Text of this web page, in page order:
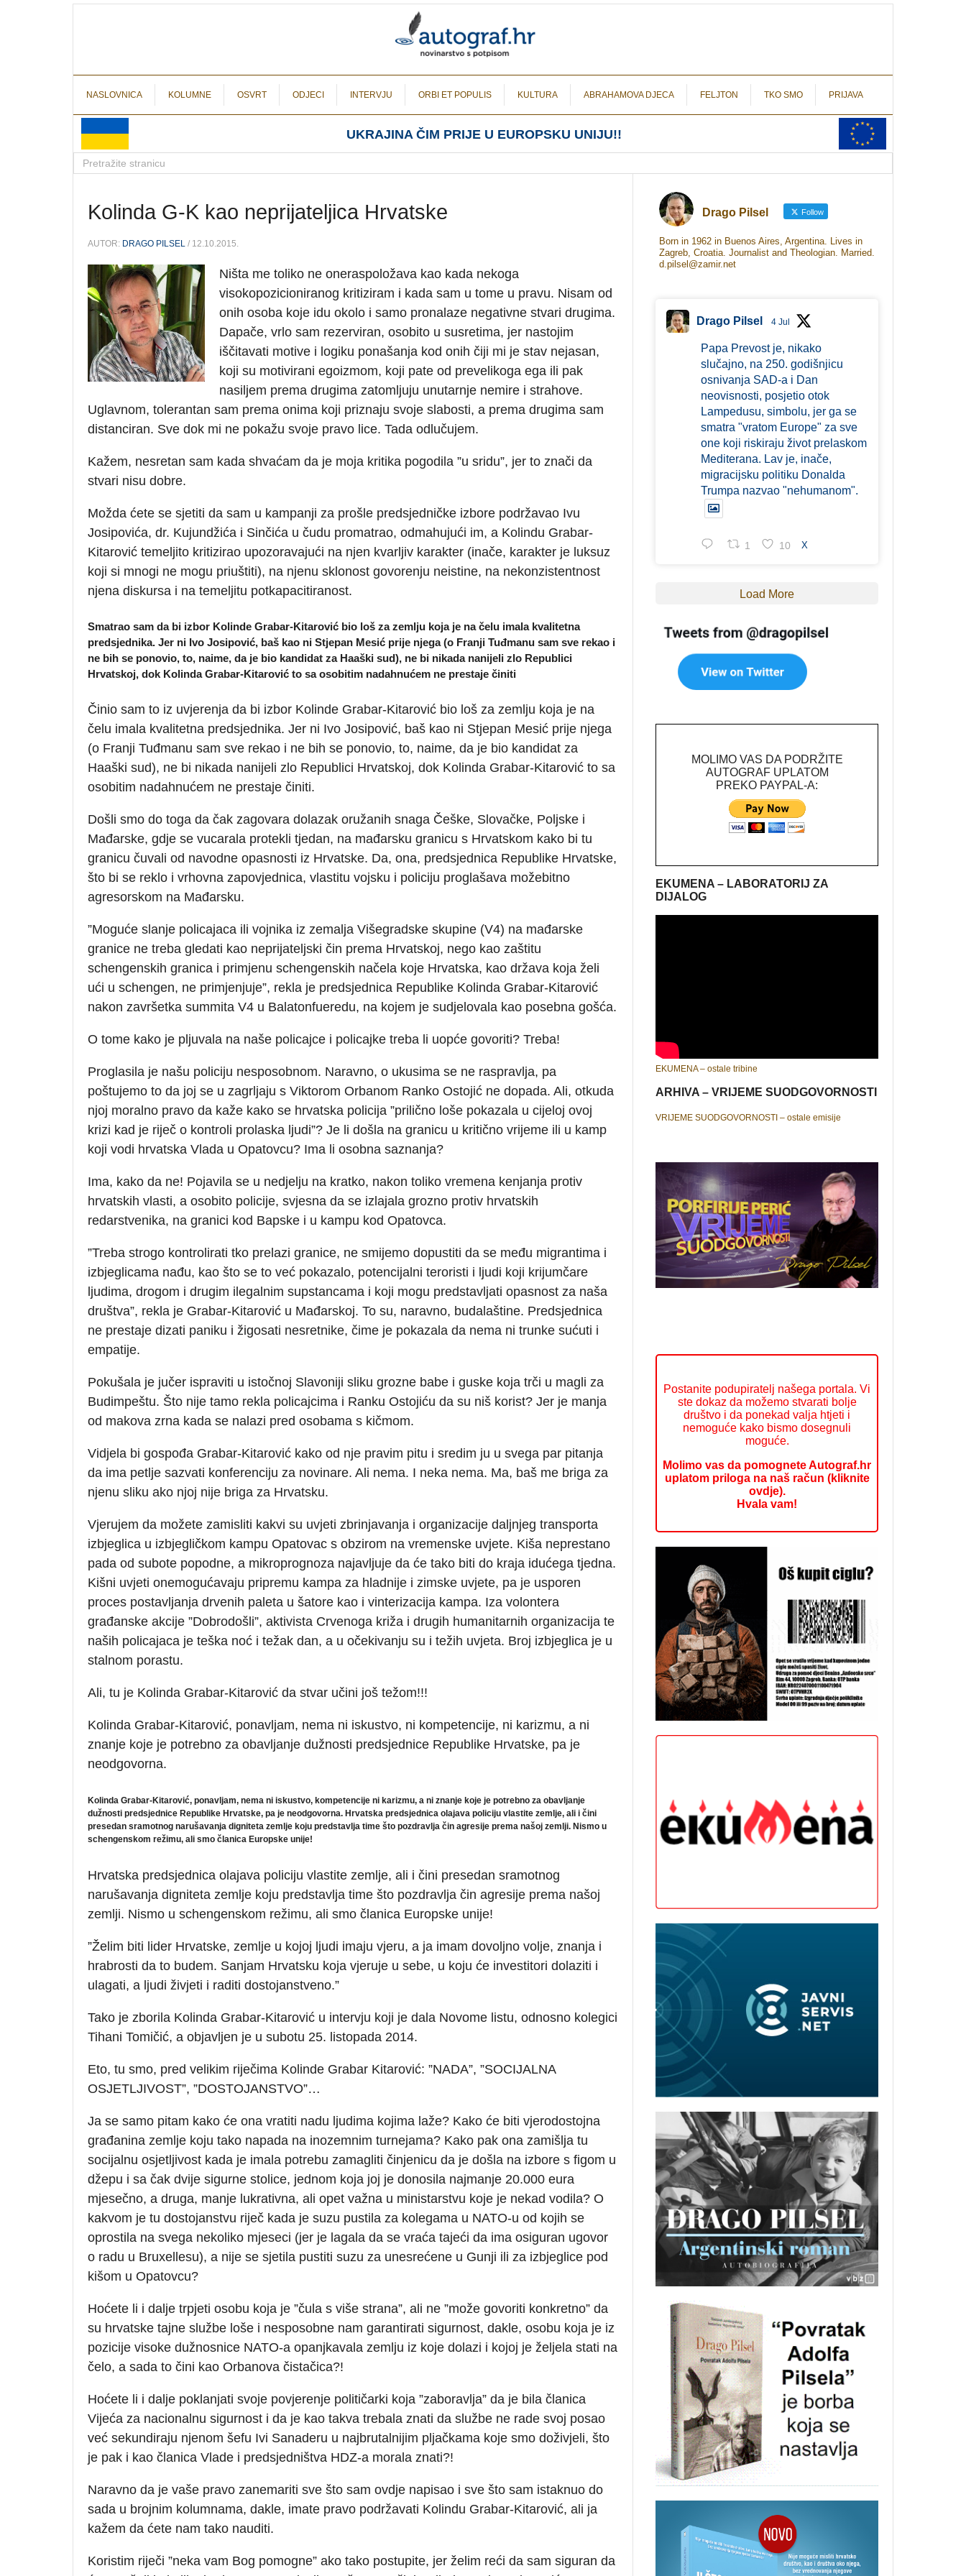
NASLOVNICA KOLUMNE OSVRT ODJECI INTERVJU ORBI ET POPULIS KULTURA ABRAHAMOVA DJECA FELJTON TKO SMO PRIJAVA
UKRAJINA ČIM PRIJE U EUROPSKU UNIJU!!
Kolinda G-K kao neprijateljica Hrvatske
AUTOR: DRAGO PILSEL / 12.10.2015.
Ništa me toliko ne oneraspoložava kao kada nekoga
visokopozicioniranog kritiziram i kada sam u tome u pravu. Nisam od
onih osoba koje idu okolo i samo pronalaze negativne stvari drugima.
Dapače, vrlo sam rezerviran, osobito u susretima, jer nastojim
iščitavati motive i logiku ponašanja kod onih čiji mi je stav nejasan,
koji su motivirani egoizmom, koji pate od prevelikoga ega ili pak
nasiljem prema drugima zatomljuju unutarnje nemire i strahove.
Uglavnom, tolerantan sam prema onima koji priznaju svoje slabosti, a prema drugima sam
distanciran. Sve dok mi ne pokažu svoje pravo lice. Tada odlučujem.
Kažem, nesretan sam kada shvaćam da je moja kritika pogodila ”u sridu”, jer to znači da
stvari nisu dobre.
Možda ćete se sjetiti da sam u kampanji za prošle predsjedničke izbore podržavao Ivu
Josipovića, dr. Kujundžića i Sinčića u čudu promatrao, odmahujući im, a Kolindu Grabar-
Kitarović temeljito kritizirao upozoravajući na njen kvarljiv karakter (inače, karakter je luksuz
koji si mnogi ne mogu priuštiti), na njenu sklonost govorenju neistine, na nekonzistentnost
njena diskursa i na temeljitu potkapacitiranost.
Smatrao sam da bi izbor Kolinde Grabar-Kitarović bio loš za zemlju koja je na čelu imala kvalitetna
predsjednika. Jer ni Ivo Josipović, baš kao ni Stjepan Mesić prije njega (o Franji Tuđmanu sam sve rekao i
ne bih se ponovio, to, naime, da je bio kandidat za Haaški sud), ne bi nikada nanijeli zlo Republici
Hrvatskoj, dok Kolinda Grabar-Kitarović to sa osobitim nadahnućem ne prestaje činiti
Činio sam to iz uvjerenja da bi izbor Kolinde Grabar-Kitarović bio loš za zemlju koja je na
čelu imala kvalitetna predsjednika. Jer ni Ivo Josipović, baš kao ni Stjepan Mesić prije njega
(o Franji Tuđmanu sam sve rekao i ne bih se ponovio, to, naime, da je bio kandidat za
Haaški sud), ne bi nikada nanijeli zlo Republici Hrvatskoj, dok Kolinda Grabar-Kitarović to sa
osobitim nadahnućem ne prestaje činiti.
Došli smo do toga da čak zagovara dolazak oružanih snaga Češke, Slovačke, Poljske i
Mađarske, gdje se vucarala protekli tjedan, na mađarsku granicu s Hrvatskom kako bi tu
granicu čuvali od navodne opasnosti iz Hrvatske. Da, ona, predsjednica Republike Hrvatske,
što bi se reklo i vrhovna zapovjednica, vlastitu vojsku i policiju proglašava možebitno
agresorskom na Mađarsku.
”Moguće slanje policajaca ili vojnika iz zemalja Višegradske skupine (V4) na mađarske
granice ne treba gledati kao neprijateljski čin prema Hrvatskoj, nego kao zaštitu
schengenskih granica i primjenu schengenskih načela koje Hrvatska, kao država koja želi
ući u schengen, ne primjenjuje”, rekla je predsjednica Republike Kolinda Grabar-Kitarović
nakon završetka summita V4 u Balatonfueredu, na kojem je sudjelovala kao posebna gošća.
O tome kako je pljuvala na naše policajce i policajke treba li uopće govoriti? Treba!
Proglasila je našu policiju nesposobnom. Naravno, o ukusima se ne raspravlja, pa
poštujemo to da joj se u zagrljaju s Viktorom Orbanom Ranko Ostojić ne dopada. Ali, otkuda
njoj moralno pravo da kaže kako se hrvatska policija ”prilično loše pokazala u cijeloj ovoj
krizi kad je riječ o kontroli prolaska ljudi”? Je li došla na granicu u kritično vrijeme ili u kamp
koji vodi hrvatska Vlada u Opatovcu? Ima li osobna saznanja?
Ima, kako da ne! Pojavila se u nedjelju na kratko, nakon toliko vremena kenjanja protiv
hrvatskih vlasti, a osobito policije, svjesna da se izlajala grozno protiv hrvatskih
redarstvenika, na granici kod Bapske i u kampu kod Opatovca.
”Treba strogo kontrolirati tko prelazi granice, ne smijemo dopustiti da se među migrantima i
izbjeglicama nađu, kao što se to već pokazalo, potencijalni teroristi i ljudi koji krijumčare
ljudima, drogom i drugim ilegalnim supstancama i koji mogu predstavljati opasnost za naša
društva”, rekla je Grabar-Kitarović u Mađarskoj. To su, naravno, budalaštine. Predsjednica
ne prestaje dizati paniku i žigosati nesretnike, čime je pokazala da nema ni trunke sućuti i
empatije.
Pokušala je jučer ispraviti u istočnoj Slavoniji sliku grozne babe i guske koja trči u magli za
Budimpeštu. Što nije tamo rekla policajcima i Ranku Ostojiću da su niš korist? Jer je manja
od makova zrna kada se nalazi pred osobama s kičmom.
Vidjela bi gospođa Grabar-Kitarović kako od nje pravim pitu i sredim ju u svega par pitanja
da ima petlje sazvati konferenciju za novinare. Ali nema. I neka nema. Ma, baš me briga za
njenu sliku ako njoj nije briga za Hrvatsku.
Vjerujem da možete zamisliti kakvi su uvjeti zbrinjavanja i organizacije daljnjeg transporta
izbjeglica u izbjegličkom kampu Opatovac s obzirom na vremenske uvjete. Kiša neprestano
pada od subote popodne, a mikroprognoza najavljuje da će tako biti do kraja idućega tjedna.
Kišni uvjeti onemogućavaju pripremu kampa za hladnije i zimske uvjete, pa je usporen
proces postavljanja drvenih paleta u šatore kao i vinterizacija kampa. Iza volontera
građanske akcije ”Dobrodošli”, aktivista Crvenoga križa i drugih humanitarnih organizacija te
naših policajaca je teška noć i težak dan, a u očekivanju su i težih uvjeta. Broj izbjeglica je u
stalnom porastu.
Ali, tu je Kolinda Grabar-Kitarović da stvar učini još težom!!!
Kolinda Grabar-Kitarović, ponavljam, nema ni iskustvo, ni kompetencije, ni karizmu, a ni
znanje koje je potrebno za obavljanje dužnosti predsjednice Republike Hrvatske, pa je
neodgovorna.
Kolinda Grabar-Kitarović, ponavljam, nema ni iskustvo, kompetencije ni karizmu, a ni znanje koje je potrebno za obavljanje
dužnosti predsjednice Republike Hrvatske, pa je neodgovorna. Hrvatska predsjednica olajava policiju vlastite zemlje, ali i čini
presedan sramotnog narušavanja digniteta zemlje koju predstavlja time što pozdravlja čin agresije prema našoj zemlji. Nismo u
schengenskom režimu, ali smo članica Europske unije!
Hrvatska predsjednica olajava policiju vlastite zemlje, ali i čini presedan sramotnog
narušavanja digniteta zemlje koju predstavlja time što pozdravlja čin agresije prema našoj
zemlji. Nismo u schengenskom režimu, ali smo članica Europske unije!
”Želim biti lider Hrvatske, zemlje u kojoj ljudi imaju vjeru, a ja imam dovoljno volje, znanja i
hrabrosti da to budem. Sanjam Hrvatsku koja vjeruje u sebe, u koju će investitori dolaziti i
ulagati, a ljudi živjeti i raditi dostojanstveno.”
Tako je zborila Kolinda Grabar-Kitarović u intervju koji je dala Novome listu, odnosno kolegici
Tihani Tomičić, a objavljen je u subotu 25. listopada 2014.
Eto, tu smo, pred velikim riječima Kolinde Grabar Kitarović: ”NADA”, ”SOCIJALNA
OSJETLJIVOST”, ”DOSTOJANSTVO”…
Ja se samo pitam kako će ona vratiti nadu ljudima kojima laže? Kako će biti vjerodostojna
građanina zemlje koju tako napada na inozemnim turnejama? Kako pak ona zamišlja tu
socijalnu osjetljivost kada je imala potrebu zamagliti činjenicu da je došla na izbore s figom u
džepu i sa čak dvije sigurne stolice, jednom koja joj je donosila najmanje 20.000 eura
mjesečno, a druga, manje lukrativna, ali opet važna u ministarstvu koje je nekad vodila? O
kakvom je tu dostojanstvu riječ kada je suzu pustila za kolegama u NATO-u od kojih se
oprostila na svega nekoliko mjeseci (jer je lagala da se vraća tajeći da ima osiguran ugovor
o radu u Bruxellesu), a nije se sjetila pustiti suzu za unesrećene u Gunji ili za izbjeglice pod
kišom u Opatovcu?
Hoćete li i dalje trpjeti osobu koja je ”čula s više strana”, ali ne ”može govoriti konkretno” da
su hrvatske tajne službe loše i nesposobne nam garantirati sigurnost, dakle, osobu koja je iz
pozicije visoke dužnosnice NATO-a opanjkavala zemlju iz koje dolazi i kojoj je željela stati na
čelo, a sada to čini kao Orbanova čistačica?!
Hoćete li i dalje poklanjati svoje povjerenje političarki koja ”zaboravlja” da je bila članica
Vijeća za nacionalnu sigurnost i da je kao takva trebala znati da službe ne rade svoj posao
već sekundiraju njenom šefu Ivi Sanaderu u najbrutalnijim pljačkama koje smo doživjeli, što
je pak i kao članica Vlade i predsjedništva HDZ-a morala znati?!
Naravno da je vaše pravo zanemariti sve što sam ovdje napisao i sve što sam istaknuo do
sada u brojnim kolumnama, dakle, imate pravo podržavati Kolindu Grabar-Kitarović, ali ja
kažem da ćete nam tako nauditi.
Koristim riječi ”neka vam Bog pomogne” ako tako postupite, jer želim reći da sam siguran da
Drago Pilsel Follow
Born in 1962 in Buenos Aires, Argentina. Lives in
Zagreb, Croatia. Journalist and Theologian. Married.
d.pilsel@zamir.net
Drago Pilsel 4 Jul
Papa Prevost je, nikako
slučajno, na 250. godišnjicu
osnivanja SAD-a i Dan
neovisnosti, posjetio otok
Lampedusu, simbolu, jer ga se
smatra "vratom Europe" za sve
one koji riskiraju život prelaskom
Mediterana. Lav je, inače,
migracijsku politiku Donalda
Trumpa nazvao "nehumanom".
1 10 X
Load More
MOLIMO VAS DA PODRŽITE
AUTOGRAF UPLATOM
PREKO PAYPAL-A:
EKUMENA – LABORATORIJ ZA
DIJALOG
EKUMENA – ostale tribine
ARHIVA – VRIJEME SUODGOVORNOSTI
VRIJEME SUODGOVORNOSTI – ostale emisije
Postanite podupiratelj našega portala. Vi
ste dokaz da možemo stvarati bolje
društvo i da ponekad valja htjeti i
nemoguće kako bismo dosegnuli
moguće.
Molimo vas da pomognete Autograf.hr
uplatom priloga na naš račun (kliknite
ovdje).
Hvala vam!